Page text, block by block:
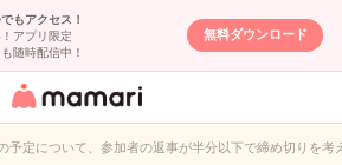
もアクセス！
アプリ限定
随時配信中！
無料ダウンロード
女性専用匿名QA
イト
予定について、参加者の返事が半分以下で締め切りを